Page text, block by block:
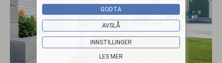
GODTA
AVSLÅ
INNSTILLINGER
LES MER